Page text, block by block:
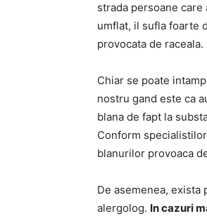
strada persoane
umflat, il sufla foarte
provocata de raceala.
Chiar se poate
nostru gand este ca
blana de fapt la
Conform
blanurilor provoaca
De asemenea, exista
alergolog. In cazuri